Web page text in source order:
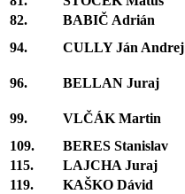
82.
BABIČ Adrián
94.
CULLY Ján Andrej
96. BELLAN Juraj
99. VLČÁK Martin
109.
BERES Stanislav
115.
LAJCHA Juraj
119.
KAŠKO Dávid